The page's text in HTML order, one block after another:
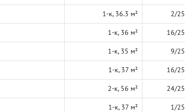
1-к, 36.3 м² 2/25
1-к, 36 м² 16/25
1-к, 35 м² 9/25
1-к, 37 м² 16/25
2-к, 56 м² 24/25
1-к, 37 м² 1/25